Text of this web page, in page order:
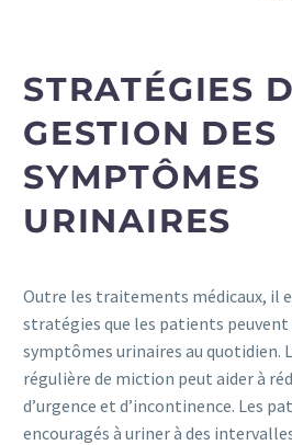
STRATÉGIES
GESTION DES
SYMPTÔMES
URINAIRES
Outre les traitements médicaux, il
stratégies que les patients
symptômes urinaires au quotidien.
régulière de miction peut aider à
d’urgence et d’incontinence. Les
encouragés à uriner à des